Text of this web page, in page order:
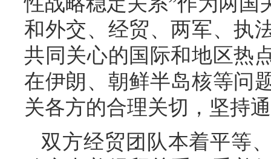
和外交、经贸、两军、执
共同关心的国际和地区热
在伊朗、朝鲜半岛核等问
关各方的合理关切，坚持
双方经贸团队本着平等